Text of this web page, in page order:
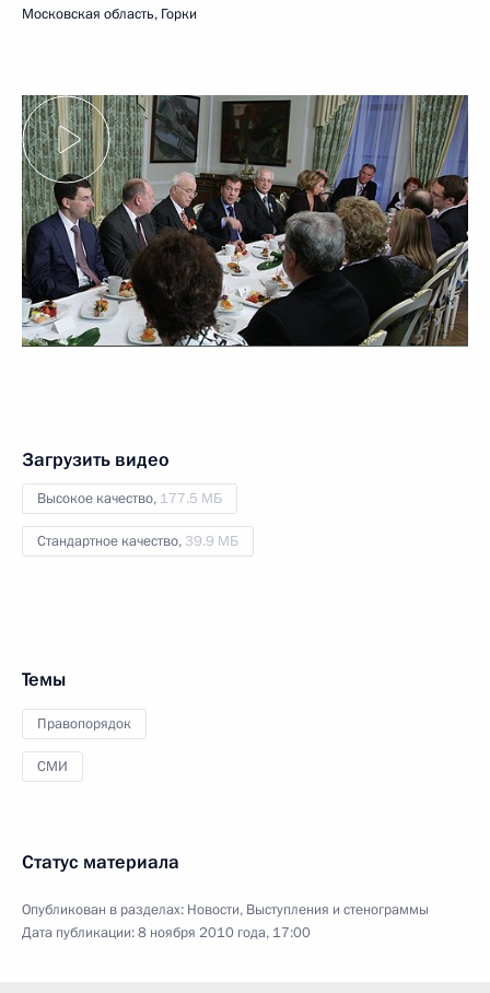
Московская область, Горки
Загрузить видео
Высокое качество, 177.5 МБ
Стандартное качество, 39.9 МБ
Темы
Правопорядок
СМИ
Статус материала
Опубликован в разделах: Новости, Выступления и стенограммы
Дата публикации:8 ноября 2010 года, 17:00